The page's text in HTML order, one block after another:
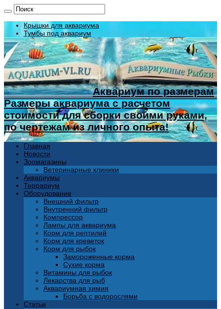
Крышки для аквариума
Тумбы под аквариум
Аквариум по размерам
Размеры аквариума с расчетом
стоимости для сборки своими руками,
по чертежам из личного опыта!
Главная
Новости
Зоомагазины
Ветеринарные клиники
Аквариумы
Террариум
Оборудование
Внешний фильтр
Внутренний фильтр
Компрессор
Лампы для аквариума
Корм для рептилий
Корм для креветок
Корм для рыбок
Замороженные корма
Сухие корма
Витамины для рыбок
Лекарства для рыб
Аквариумная химия
Борьба с водорослями
Статьи